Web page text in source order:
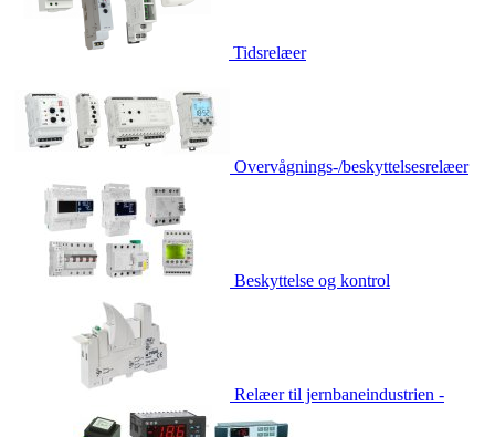
Tidsrelæer
Overvågnings-/beskyttelsesrelæer
Beskyttelse og kontrol
Relæer til jernbaneindustrien -